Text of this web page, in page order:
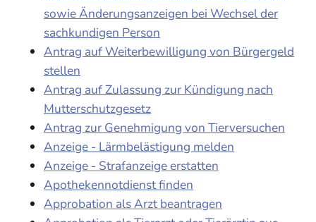
sowie Änderungsanzeigen bei Wechsel der
sachkundigen Person
Antrag auf Weiterbewilligung von Bürgergeld
stellen
Antrag auf Zulassung zur Kündigung nach
Mutterschutzgesetz
Antrag zur Genehmigung von Tierversuchen
Anzeige - Lärmbelästigung melden
Anzeige - Strafanzeige erstatten
Apothekennotdienst finden
Approbation als Arzt beantragen